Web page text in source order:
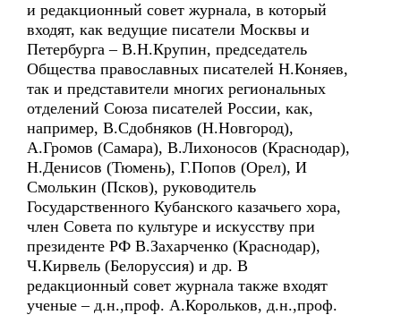
и редакционный совет журнала, в который
входят, как ведущие писатели Москвы и
Петербурга – В.Н.Крупин, председатель
Общества православных писателей Н.Коняев,
так и представители многих региональных
отделений Союза писателей России, как,
например, В.Сдобняков (Н.Новгород),
А.Громов (Самара), В.Лихоносов (Краснодар),
Н.Денисов (Тюмень), Г.Попов (Орел), И
Смолькин (Псков), руководитель
Государственного Кубанского казачьего хора,
член Совета по культуре и искусству при
президенте РФ В.Захарченко (Краснодар),
Ч.Кирвель (Белоруссия) и др. В
редакционный совет журнала также входят
ученые – д.н.,проф. А.Корольков, д.н.,проф.